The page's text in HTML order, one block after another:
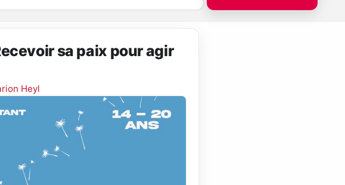
sa paix pour agir
Heyl